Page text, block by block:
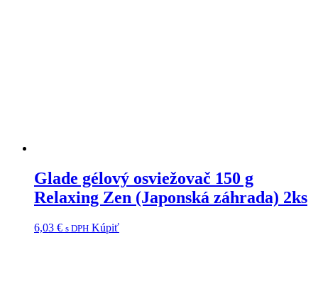
Glade gélový osviežovač 150 g
Relaxing Zen (Japonská záhrada) 2ks
6,03 € s DPH Kúpiť